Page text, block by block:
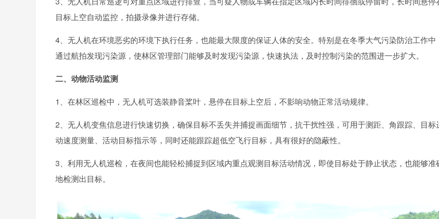
目标上空自动监控，拍摄录像并进行存储。
4、无人机在环境恶劣的环境下执行任务，也能最大限度的保证人体的安全。特别是在冬季大气污染防治工作中
通过航拍发现污染源，使林区管理部门能够及时发现污染源，快速执法，及时控制污染的范围进一步扩大。
二、动物活动监测
1、在林区巡检中，无人机可选装静音桨叶，悬停在目标上空后，不影响动物正常活动规律。
2、无人机变焦信息进行快速切换，确保目标不丢失并捕捉画面细节，抗干扰性强，可用于测距、角跟踪、目标
动速度测量、活动目标指示等，同时还能跟踪超低空飞行目标，具有很好的隐蔽性。
3、利用无人机巡检，在夜间也能轻松捕捉到区域内重点观测目标活动情况，即使目标处于静止状态，也能够准
地检测出目标。